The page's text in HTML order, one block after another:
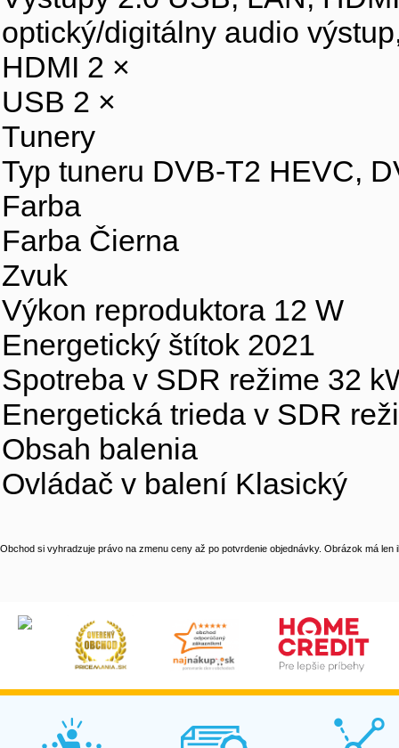
optický/digitálny audio
HDMI 2 ×
USB 2 ×
Tunery
Typ tuneru DVB-T2 HEVC,
Farba
Farba Čierna
Zvuk
Výkon reproduktora 12 W
Energetický štítok 2021
Spotreba v SDR režime 32
Energetická trieda v SDR
Obsah balenia
Ovládač v balení Klasický
Obchod si vyhradzuje právo na zmenu ceny až po potvrdenie objednávky. Obrázok má len